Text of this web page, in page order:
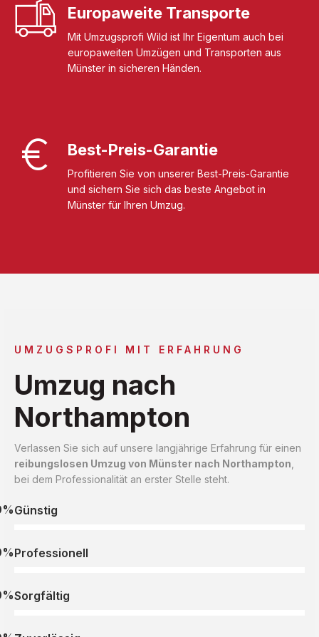
Europaweite Transporte
Mit Umzugsprofi Wild ist Ihr Eigentum auch bei
europaweiten Umzügen und Transporten aus
Münster in sicheren Händen.
Best-Preis-Garantie
Profitieren Sie von unserer Best-Preis-Garantie
und sichern Sie sich das beste Angebot in
Münster für Ihren Umzug.
UMZUGSPROFI MIT ERFAHRUNG
Umzug nach
Northampton
Verlassen Sie sich auf unsere langjährige Erfahrung für einen
reibungslosen Umzug von Münster nach Northampton
bei dem Professionalität an erster Stelle steht.
Günstig
Professionell
Sorgfältig